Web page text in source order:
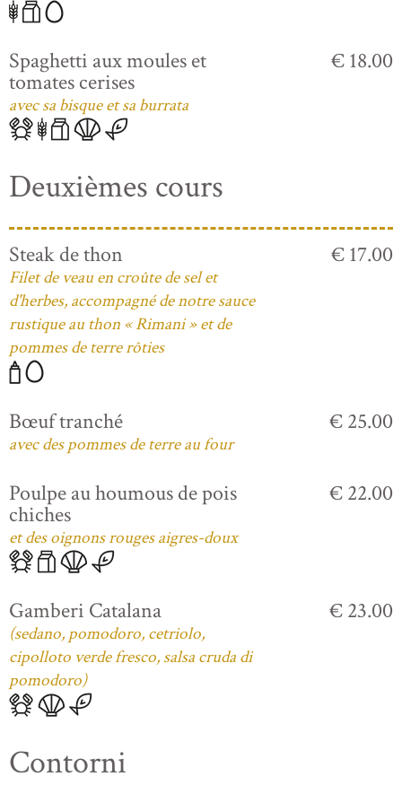
Spaghetti aux moules et
tomates cerises
avec sa bisque et sa burrata
€ 18.00
Deuxièmes cours
Steak de thon
Filet de veau en croûte de sel et
d'herbes, accompagné de notre sauce
rustique au thon « Rimani » et de
pommes de terre rôties
€ 17.00
Bœuf tranché
avec des pommes de terre au four
€ 25.00
Poulpe au houmous de pois
chiches
et des oignons rouges aigres-doux
€ 22.00
Gamberi Catalana
(sedano, pomodoro, cetriolo,
cipolloto verde fresco, salsa cruda di
pomodoro)
€ 23.00
Contorni